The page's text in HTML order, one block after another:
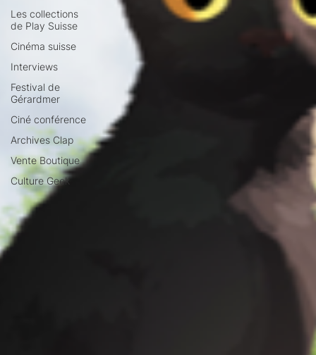
Les collections
de Play Suisse
Cinéma suisse
Interviews
Festival de
Gérardmer
Ciné conférence
Archives Clap
Vente Boutique
Culture Geek